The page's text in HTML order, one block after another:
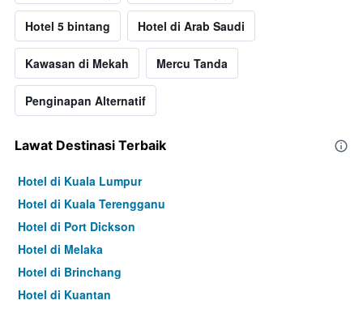
Hotel 5 bintang Hotel di Arab Saudi
Kawasan di Mekah Mercu Tanda
Penginapan Alternatif
Lawat Destinasi Terbaik
Hotel di Kuala Lumpur
Hotel di Kuala Terengganu
Hotel di Port Dickson
Hotel di Melaka
Hotel di Brinchang
Hotel di Kuantan